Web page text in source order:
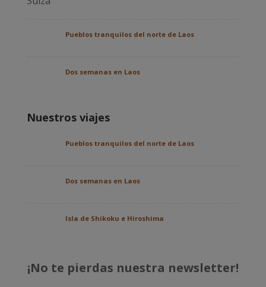
Pueblos tranquilos del norte de Laos
Dos semanas en Laos
Nuestros viajes
Pueblos tranquilos del norte de Laos
Dos semanas en Laos
Isla de Shikoku e Hiroshima
¡No te pierdas nuestra newsletter!